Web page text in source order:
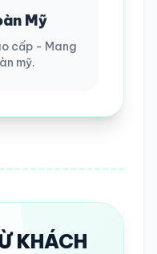
Mỹ
cấp - Mang
mỹ.
KHÁCH